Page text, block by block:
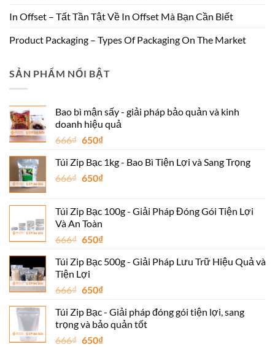
In Offset – Tất Tần Tật Về In Offset Mà Bạn Cần Biết
Product Packaging – Types Of Packaging On The Market
SẢN PHẨM NỔI BẬT
Bao bì mận sấy - giải pháp bảo quản và kinh
doanh hiệu quả
666₫ Giá
là:
666₫.
650₫Giá
tại
là:
Túi Zip Bạc 1kg - Bao Bì Tiện Lợi và Sang Trọng
666₫ Giá
666₫.
650₫Giá
là:
Túi Zip Bạc 100g - Giải Pháp Đóng Gói Tiện Lợi
Và An Toàn
666₫ Giá
là:
666₫.
650₫Giá
tại
650₫.
Túi Zip Bạc 500g - Giải Pháp Lưu Trữ Hiệu Quả và
Tiện Lợi
666₫ Giá
là:
666₫.
650₫Giá
tại
là:
650₫.
Túi Zip Bạc - Giải pháp đóng gói tiện lợi, sang
trọng và bảo quản tốt
666₫ Giá
650₫Giá